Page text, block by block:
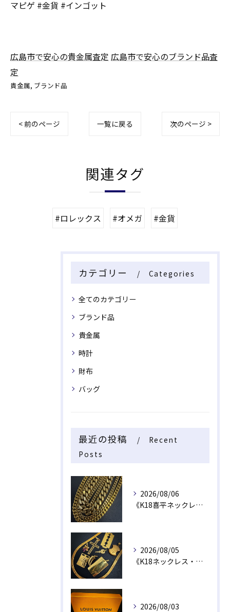
マピゲ #金貨 #インゴット
広島市で安心の貴金属査定 広島市で安心のブランド品査
定
貴金属 ブランド品
< 前のページ 一覧に戻る 次のページ >
関連タグ
#ロレックス #オメガ #金貨
カテゴリー Categories
全てのカテゴリー
ブランド品
貴金属
時計
財布
バッグ
最近の投稿
Recent
Posts
2026/08/06
《K18喜平ネックレス・ブレスレット》
2026/08/05
《K18ネックレス・トップ》
2026/08/03